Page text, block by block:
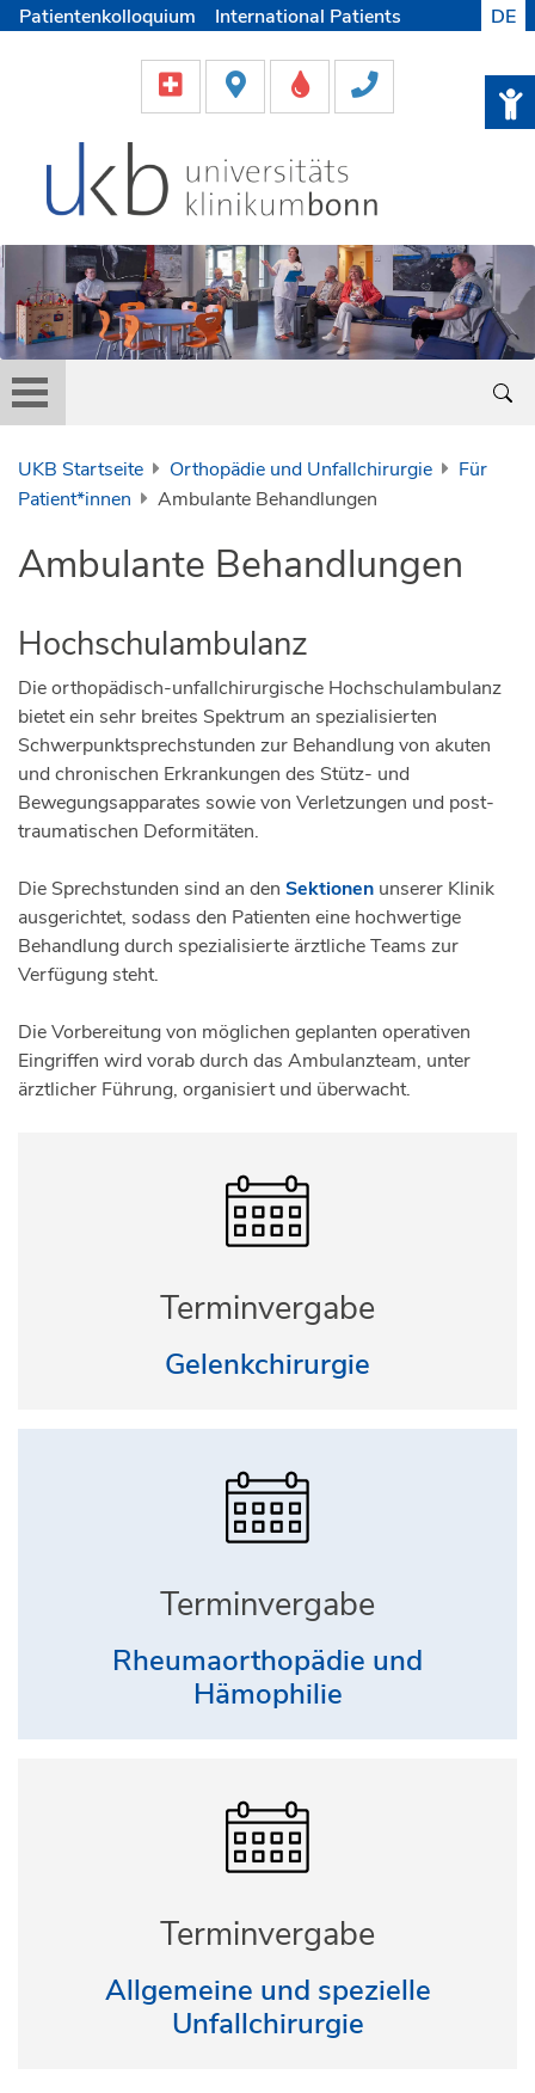
Patientenkolloquium
International Patients
Helfen & Spenden
Medien
DE
UKB Startseite Orthopädie und Unfallchirurgie
Für
Patient*innen
Ambulante Behandlungen
Ambulante Behandlungen
Hochschulambulanz
Die orthopädisch-unfallchirurgische Hochschulambulanz
bietet ein sehr breites Spektrum an spezialisierten
Schwerpunktsprechstunden zur Behandlung von akuten
und chronischen Erkrankungen des Stütz- und
Bewegungsapparates sowie von Verletzungen und post-
traumatischen Deformitäten.
Die Sprechstunden sind an den Sektionen unserer Klinik
ausgerichtet, sodass den Patienten eine hochwertige
Behandlung durch spezialisierte ärztliche Teams zur
Verfügung steht.
Die Vorbereitung von möglichen geplanten operativen
Eingriffen wird vorab durch das Ambulanzteam, unter
ärztlicher Führung, organisiert und überwacht.
Terminvergabe
Gelenkchirurgie
Terminvergabe
Rheumaorthopädie und
Hämophilie
Terminvergabe
Allgemeine und spezielle
Unfallchirurgie